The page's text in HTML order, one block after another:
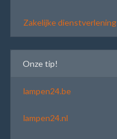
Zakelijke dienstverlening
Onze tip!
lampen24.be
lampen24.nl